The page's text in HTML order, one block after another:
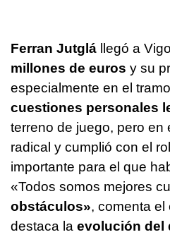
Ferran Jutglá llegó a
millones de euros y su
especialmente en el
cuestiones personales
terreno de juego, pero en
radical y cumplió con el
importante para el que
«Todos somos mejores
obstáculos», comenta el
destaca la evolución del